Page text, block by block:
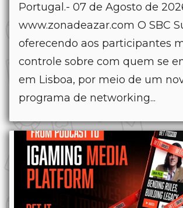
Portugal.- 07 de Agosto de
www.zonadeazar.com O SBC
oferecendo aos participantes
controle sobre com quem se
em Lisboa, por meio de um
programa de networking...